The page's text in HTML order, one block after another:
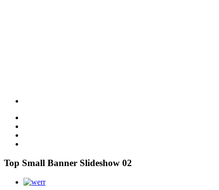
Top Small Banner Slideshow 02